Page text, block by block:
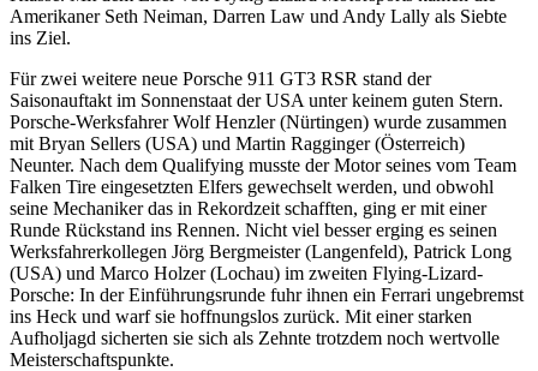
Amerikaner Seth Neiman, Darren Law und Andy Lally als Siebte
ins Ziel.
Für zwei weitere neue Porsche 911 GT3 RSR stand der
Saisonauftakt im Sonnenstaat der USA unter keinem guten Stern.
Porsche-Werksfahrer Wolf Henzler (Nürtingen) wurde zusammen
mit Bryan Sellers (USA) und Martin Ragginger (Österreich)
Neunter. Nach dem Qualifying musste der Motor seines vom Team
Falken Tire eingesetzten Elfers gewechselt werden, und obwohl
seine Mechaniker das in Rekordzeit schafften, ging er mit einer
Runde Rückstand ins Rennen. Nicht viel besser erging es seinen
Werksfahrerkollegen Jörg Bergmeister (Langenfeld), Patrick Long
(USA) und Marco Holzer (Lochau) im zweiten Flying-Lizard-
Porsche: In der Einführungsrunde fuhr ihnen ein Ferrari ungebremst
ins Heck und warf sie hoffnungslos zurück. Mit einer starken
Aufholjagd sicherten sie sich als Zehnte trotzdem noch wertvolle
Meisterschaftspunkte.